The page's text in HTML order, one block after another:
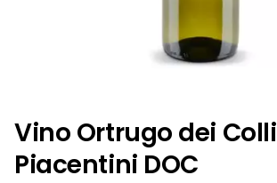
Vino Ortrugo dei Colli
Piacentini DOC